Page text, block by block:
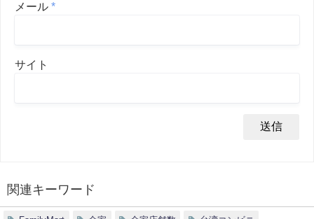
メール *
サイト
関連キーワード